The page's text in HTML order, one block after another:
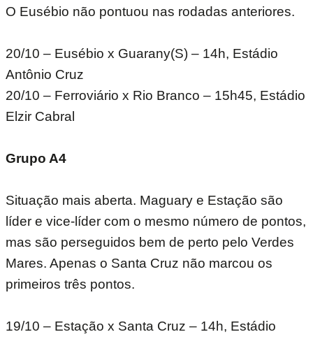
O Eusébio não pontuou nas rodadas anteriores.
20/10 – Eusébio x Guarany(S) – 14h, Estádio
Antônio Cruz
20/10 – Ferroviário x Rio Branco – 15h45, Estádio
Elzir Cabral
Grupo A4
Situação mais aberta. Maguary e Estação são
líder e vice-líder com o mesmo número de pontos,
mas são perseguidos bem de perto pelo Verdes
Mares. Apenas o Santa Cruz não marcou os
primeiros três pontos.
19/10 – Estação x Santa Cruz – 14h, Estádio